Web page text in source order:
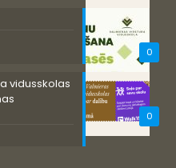
0
0
vidusskolas